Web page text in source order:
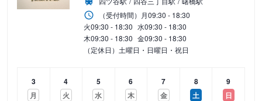
（受付時間） 月09:30 - 18:30
火09:30 - 18:30 水09:30 - 18:30
木09:30 - 18:30 金09:30 - 18:30
（定休日）土曜日・日曜日・祝日
3
月
4
火
5
水
6
木
7
金
8
土
9
日